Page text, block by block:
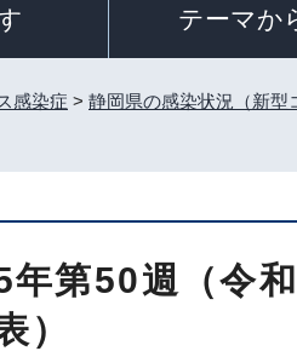
テーマか
感染症 > 静岡県の感染状況（新型
年第50週（令
）